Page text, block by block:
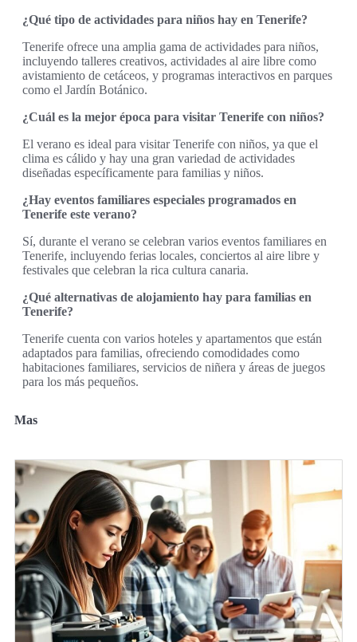
¿Qué tipo de actividades para niños hay en Tenerife?
Tenerife ofrece una amplia gama de actividades para niños,
incluyendo talleres creativos, actividades al aire libre como
avistamiento de cetáceos, y programas interactivos en parques
como el Jardín Botánico.
¿Cuál es la mejor época para visitar Tenerife con niños?
El verano es ideal para visitar Tenerife con niños, ya que el
clima es cálido y hay una gran variedad de actividades
diseñadas específicamente para familias y niños.
¿Hay eventos familiares especiales programados en
Tenerife este verano?
Sí, durante el verano se celebran varios eventos familiares en
Tenerife, incluyendo ferias locales, conciertos al aire libre y
festivales que celebran la rica cultura canaria.
¿Qué alternativas de alojamiento hay para familias en
Tenerife?
Tenerife cuenta con varios hoteles y apartamentos que están
adaptados para familias, ofreciendo comodidades como
habitaciones familiares, servicios de niñera y áreas de juegos
para los más pequeños.
Mas